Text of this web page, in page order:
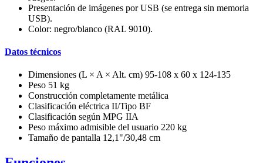
Presentación de imágenes por USB (se entrega sin memoria
USB).
Color: negro/blanco (RAL 9010).
Datos técnicos
Dimensiones (L × A × Alt. cm) 95-108 x 60 x 124-135
Peso 51 kg
Construcción completamente metálica
Clasificación eléctrica II/Tipo BF
Clasificación según MPG IIA
Peso máximo admisible del usuario 220 kg
Tamaño de pantalla 12,1"/30,48 cm